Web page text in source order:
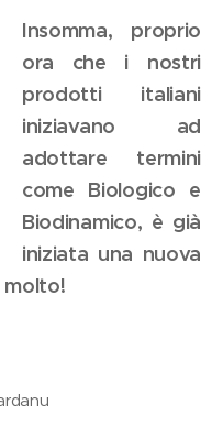
Insomma, proprio
ora che i nostri
prodotti italiani
iniziavano ad
adottare termini
come Biologico e
Biodinamico, è già
iniziata una nuova
molto!